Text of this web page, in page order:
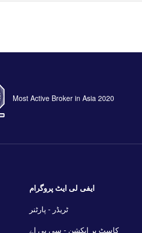
Most Active Broker in Asia 2020
ایفی لی ایٹ پروگرام
ٹریڈر - پارٹنر
کاسٹ پر ایکشن - سی پی اے